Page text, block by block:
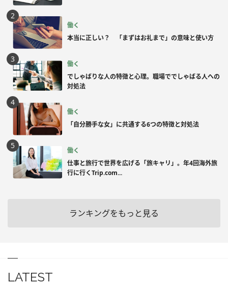
働く
本当に正しい？ 「まずはお礼まで」の意味と使い方
働く
でしゃばりな人の特徴と心理。職場ででしゃばる人への
対処法
働く
「自分勝手な女」に共通する6つの特徴と対処法
働く
仕事と旅行で世界を広げる「旅キャリ」。年4回海外旅
行に行くTrip.com...
ランキングをもっと見る
LATEST